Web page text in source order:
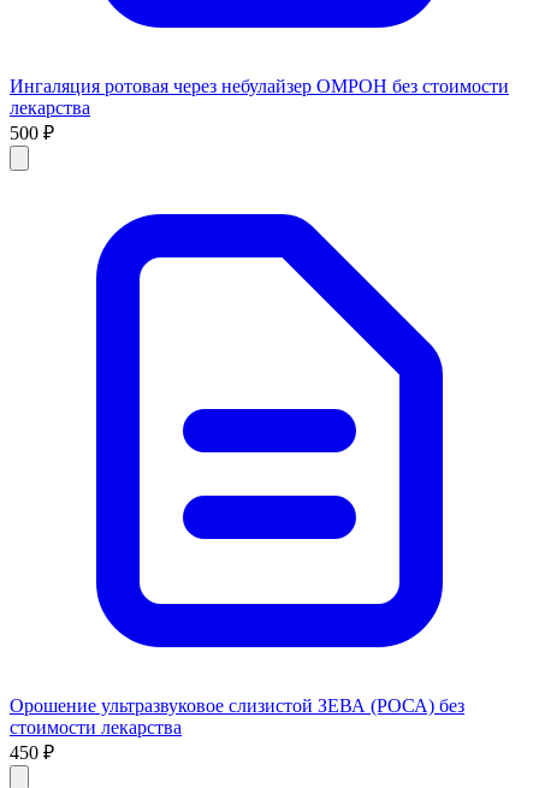
Ингаляция ротовая через небулайзер ОМРОН без стоимости
лекарства
500 ₽
Орошение ультразвуковое слизистой ЗЕВА (РОСА) без
стоимости лекарства
450 ₽